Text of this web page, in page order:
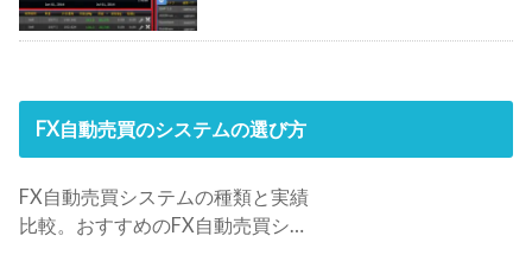
FX自動売買のシステムの選び方
FX自動売買システムの種類と実績
比較。おすすめのFX自動売買シス